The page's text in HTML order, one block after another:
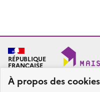
À propos des
RÉPUBLIQUE
FRANÇAISE